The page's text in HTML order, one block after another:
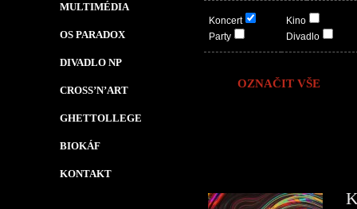
MULTIMÉDIA
OS PARADOX
DIVADLO NP
CROSS’N’ART
GHETTOLLEGE
BIOKÁF
KONTAKT
Koncert
Party
Kino
Divadlo
OZNAČIT VŠE